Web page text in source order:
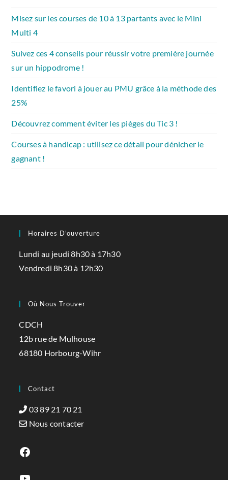
Misez sur les courses de 10 à 13 partants avec le Mini
Multi 4
Suivez ces 4 conseils pour réussir votre première journée
sur un hippodrome !
Identifiez le favori à jouer au PMU grâce à la méthode des
25%
Découvrez comment éviter les pièges du Tic 3 !
Courses à handicap : utilisez ce détail pour dénicher le
gagnant !
Horaires D'ouverture
Lundi au jeudi 8h30 à 17h30
Vendredi 8h30 à 12h30
Où Nous Trouver
CDCH
12b rue de Mulhouse
68180 Horbourg-Wihr
Contact
03 89 21 70 21
Nous contacter